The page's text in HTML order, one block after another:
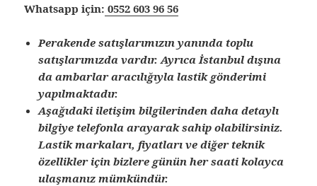
Whatsapp için: 0552 603 96 56
Perakende satışlarımızın yanında toplu
satışlarımızda vardır. Ayrıca İstanbul dışına
da ambarlar aracılığıyla lastik gönderimi
yapılmaktadır.
Aşağıdaki iletişim bilgilerinden daha detaylı
bilgiye telefonla arayarak sahip olabilirsiniz.
Lastik markaları, fiyatları ve diğer teknik
özellikler için bizlere günün her saati kolayca
ulaşmanız mümkündür.